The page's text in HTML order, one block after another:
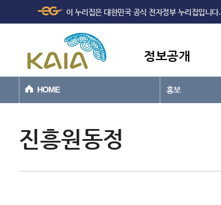
본문바로가기
이 누리집은 대한민국 공식 전자정부 누리집입니다.
정보공개
HOME 홍보
진흥원동정